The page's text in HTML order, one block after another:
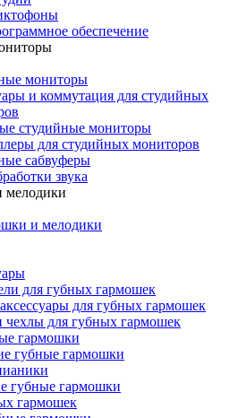
обеспечение
мониторы
и коммутация для студийных
студийные мониторы
для студийных мониторов
сабвуферы
звука
мелодики
и мелодики
для губных гармошек
для губных гармошек
чехлы для губных гармошек
гармошки
губные гармошки
губные гармошки
гармошек